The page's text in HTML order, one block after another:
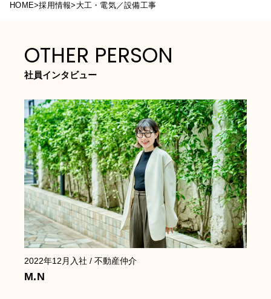
HOME>採用情報> 大工・電気／設備工事
OTHER PERSON
社員インタビュー
2022年12月 入社 / 不動産仲介
M.N